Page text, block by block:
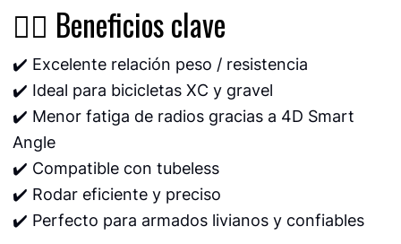
🚴‍♂️ Beneficios clave
✔️ Excelente relación peso / resistencia
✔️ Ideal para bicicletas XC y gravel
✔️ Menor fatiga de radios gracias a 4D Smart
Angle
✔️ Compatible con tubeless
✔️ Rodar eficiente y preciso
✔️ Perfecto para armados livianos y confiables